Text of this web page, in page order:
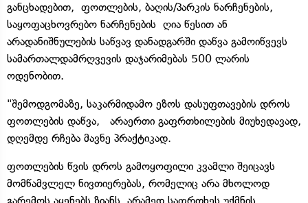
განცხადებით, ფოთლების, ბაღის/პარკის ნარჩენების,
საყოფაცხოვრებო ნარჩენების ღია წესით ან
არადანიშნულების საწვავ დანადგარში დაწვა გამოიწვევს
სამართალდამრღვევის დაჯარიმებას 500 ლარის
ოდენობით.
"შემოდგომაზე, საკარმიდამო ეზოს დასუფთავების დროს
ფოთლების დაწვა, არაერთი გაფრთხილების მიუხედავად,
დღემდე რჩება მავნე პრაქტიკად.
ფოთლების წვის დროს გამოყოფილი კვამლი შეიცავს
მომწამვლელ ნივთიერებას, რომელიც არა მხოლოდ